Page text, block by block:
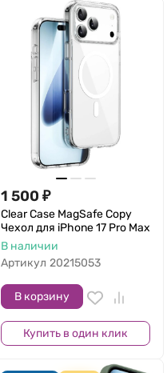
1 500 ₽
Clear Case MagSafe Copy
Чехол для iPhone 17 Pro Max
В наличии
Артикул 20215053
В корзину
Купить в один клик